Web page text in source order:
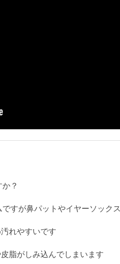
？
すが鼻パットやイヤーソックス
れやすいです
脂がしみ込んでしまいます